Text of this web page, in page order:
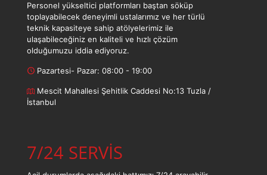
Personel yükseltici platformları baştan söküp
toplayabilecek deneyimli ustalarımız ve her türlü
teknik kapasiteye sahip atölyelerimiz ile
ulaşabileceğiniz en kaliteli ve hızlı çözüm
olduğumuzu iddia ediyoruz.
Pazartesi- Pazar: 08:00 - 19:00
Mescit Mahallesi Şehitlik Caddesi No:13 Tuzla /
İstanbul
7/24 SERVİS